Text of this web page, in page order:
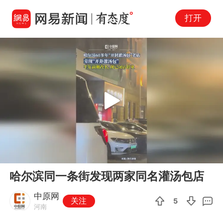
打开
Play
哈尔滨同一条街发现两家同名灌汤包店
中原网
河南
关注 5